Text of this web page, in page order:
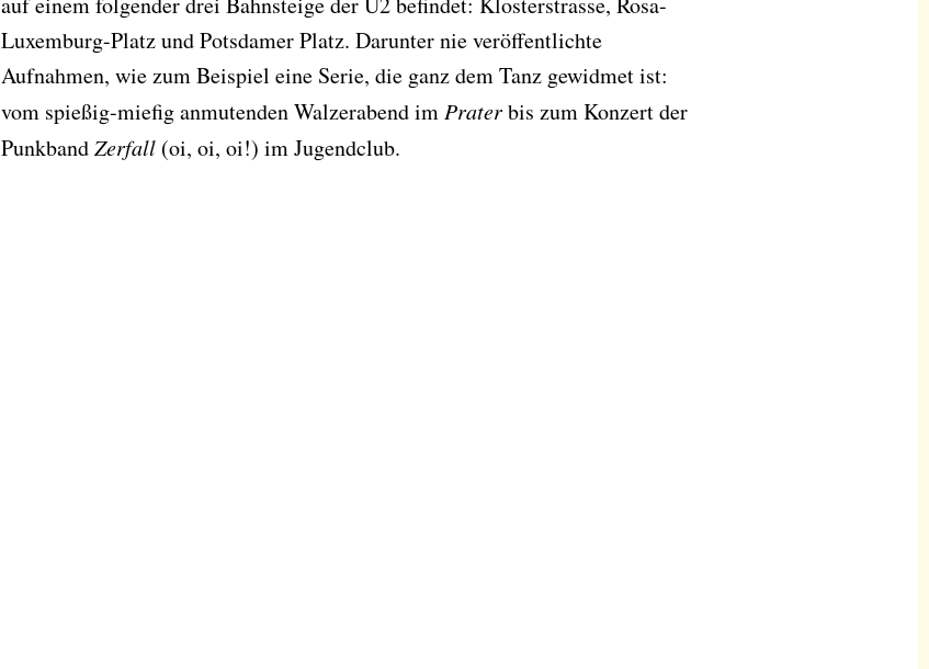
Luxemburg-Platz und Potsdamer Platz. Darunter nie veröffentlichte
Aufnahmen, wie zum Beispiel eine Serie, die ganz dem Tanz gewidmet ist:
vom spießig-miefig anmutenden Walzerabend im Praterbis zum Konzert der
PunkbandZerfall (oi, oi, oi!) im Jugendclub.